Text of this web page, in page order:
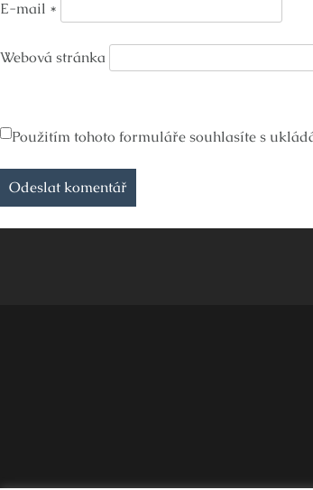
E-mail *
Webová stránka
Použitím tohoto formuláře souhlasíte s